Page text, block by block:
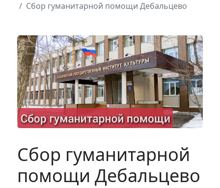
Сбор гуманитарной помощи Дебальцево
Сбор гуманитарной
помощи Дебальцево